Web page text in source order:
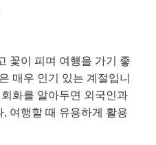
꽃이 피며 여행을 가기 좋
매우 인기 있는 계절입니
화를 알아두면 외국인과
여행할 때 유용하게 활용